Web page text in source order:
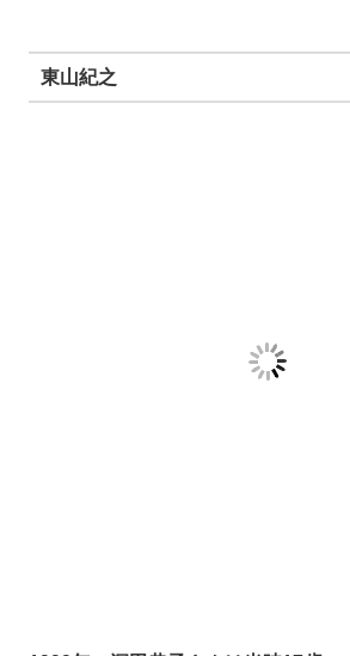
東山紀之
前年の1998年に雑誌の対談で初対面。